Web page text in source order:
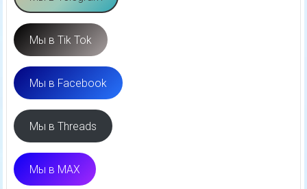
Мы в Tik Tok
Мы в Facebook
Мы в Threads
Мы в MAX